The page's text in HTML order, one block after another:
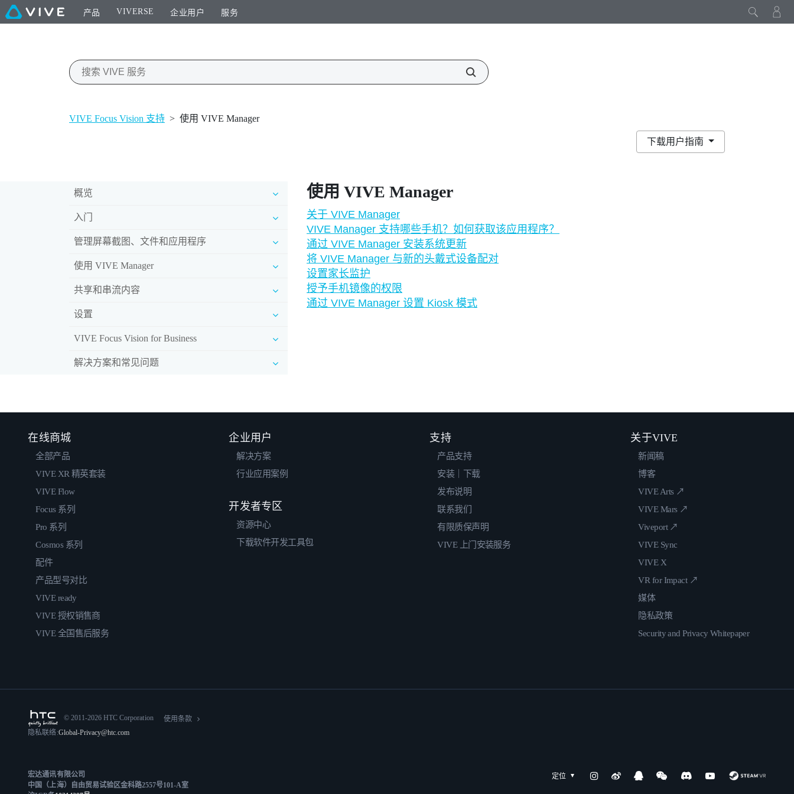
产品 VIVERSE 企业用户 服务
VIVE Focus Vision 支持 > 使用 VIVE Manager
下载用户指南
概览
入门
管理屏幕截图、文件和应用程序
使用 VIVE Manager
共享和串流内容
设置
VIVE Focus Vision for Business
解决方案和常见问题
使用 VIVE Manager
关于 VIVE Manager
VIVE Manager 支持哪些手机？如何获取该应用程序？
通过 VIVE Manager 安装系统更新
将 VIVE Manager 与新的头戴式设备配对
设置家长监护
授予手机镜像的权限
通过 VIVE Manager 设置 Kiosk 模式
在线商城
全部产品
VIVE XR 精英套装
VIVE Flow
Focus 系列
Pro 系列
Cosmos 系列
配件
产品型号对比
VIVE ready
VIVE 授权销售商
VIVE 全国售后服务
企业用户
解决方案
行业应用案例
开发者专区
资源中心
下载软件开发工具包
支持
产品支持
安装｜下载
发布说明
联系我们
有限质保声明
VIVE 上门安装服务
关于VIVE
新闻稿
博客
VIVE Arts ↗
VIVE Mars ↗
Viveport ↗
VIVE Sync
VIVE X
VR for Impact ↗
媒体
隐私政策
Security and Privacy Whitepaper
定位
© 2011-2026 HTC Corporation
使用条款
隐私联络:Global-Privacy@htc.com
宏达通讯有限公司
中国（上海）自由贸易试验区金科路2557号101-A室